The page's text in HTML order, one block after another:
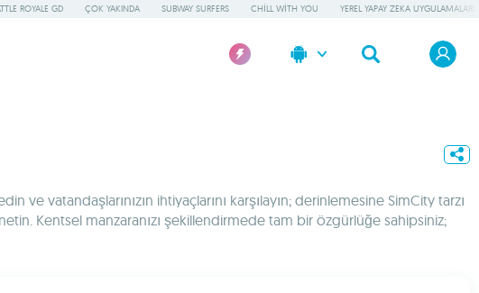
ROYALE GD ÇOK YAKINDA SUBWAY SURFERS CHILL WITH YOU YEREL YAPAY ZEKA UYGULAMALARI
vatandaşlarınızın ihtiyaçlarını karşılayın; derinlemesine SimCity tarzı
Kentsel manzaranızı şekillendirmede tam bir özgürlüğe sahipsiniz;